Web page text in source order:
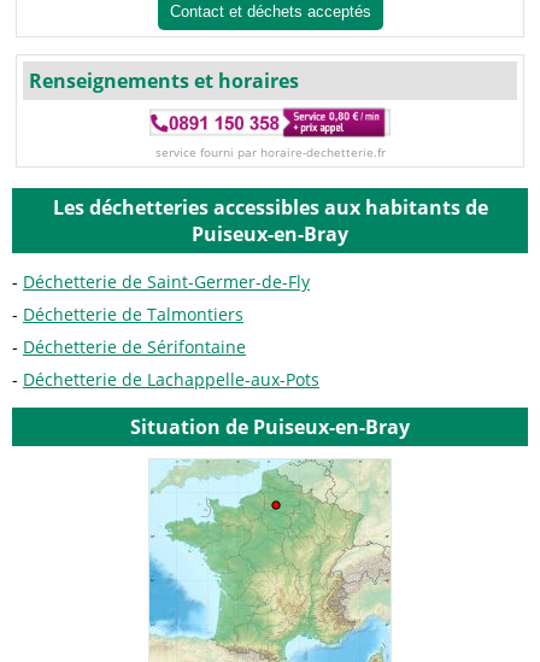
Contact et déchets acceptés
Renseignements et horaires
service fourni par horaire-dechetterie.fr
Les déchetteries accessibles aux habitants de
Puiseux-en-Bray
Déchetterie de Saint-Germer-de-Fly
Déchetterie de Talmontiers
Déchetterie de Sérifontaine
Déchetterie de Lachappelle-aux-Pots
Situation de Puiseux-en-Bray